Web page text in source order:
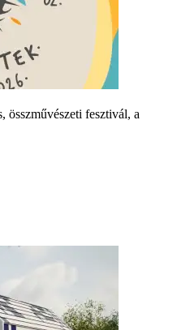
összművészeti fesztivál, a